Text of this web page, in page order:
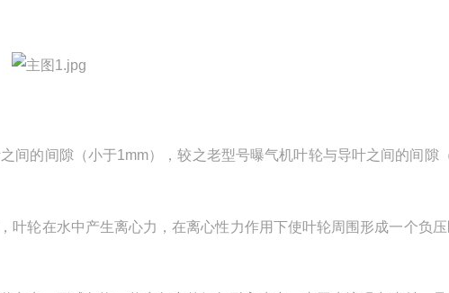
间的间隙（小于1mm），较之老型号曝气机叶轮与导叶之间的间隙
叶轮在水中产生离心力，在离心性力作用下使叶轮周围形成一个负